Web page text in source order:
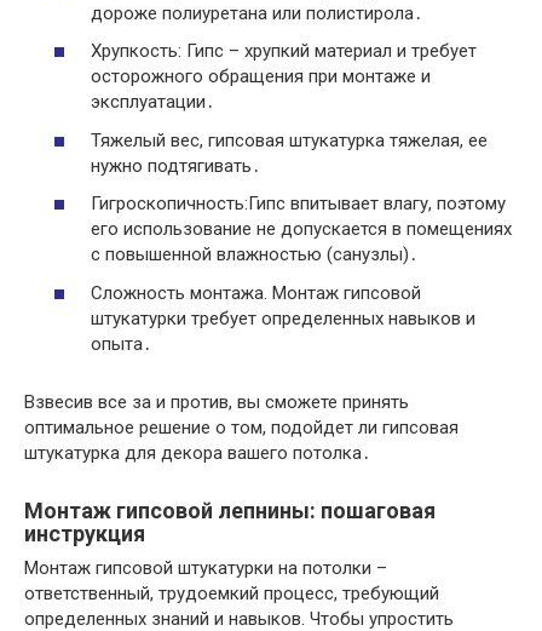
дороже полиуретана или полистирола․
Хрупкость: Гипс – хрупкий материал и требует
осторожного обращения при монтаже и
эксплуатации․
Тяжелый вес, гипсовая штукатурка тяжелая, ее
нужно подтягивать․
Гигроскопичность:Гипс впитывает влагу, поэтому
его использование не допускается в помещениях
с повышенной влажностью (санузлы)․
Сложность монтажа. Монтаж гипсовой
штукатурки требует определенных навыков и
опыта․
Взвесив все за и против, вы сможете принять
оптимальное решение о том, подойдет ли гипсовая
штукатурка для декора вашего потолка․
Монтаж гипсовой лепнины: пошаговая
инструкция
Монтаж гипсовой штукатурки на потолки –
ответственный, трудоемкий процесс, требующий
определенных знаний и навыков. Чтобы упростить